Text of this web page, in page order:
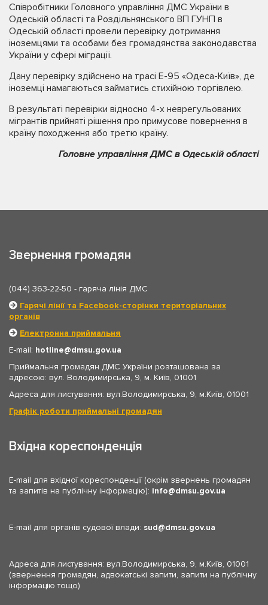
Співробітники Головного управління ДМС України в
Одеській області та Роздільнянського ВП ГУНП в
Одеській області провели перевірку дотримання
іноземцями та особами без громадянства законодавства
України у сфері міграції.
Дану перевірку здійснено на трасі Е-95 «Одеса-Київ», де
іноземці намагаються займатись стихійною торгівлею.
В результаті перевірки відносно 4-х неврегульованих
мігрантів прийняті рішення про примусове повернення в
країну походження або третю країну.
Головне управління ДМС в Одеській області
Звернення громадян
(044) 363-22-50 - гаряча лінія ДМС
Гарячі лінії та Facebook-сторінки територіальних
органів
Електронна приймальня
E-mail: hotline
dmsu.gov.ua
Приймальня громадян ДМС України розташована за
адресою: вул. Володимирська, 9, м. Київ, 01001
Адреса для листування: вул.Володимирська, 9, м.Київ, 01001
Графік роботи приймальні громадян
Вхідна кореспонденція
E-mail для вхідної кореспонденції (окрім звернень громадян
та запитів на публічну інформацію): info dmsu.gov.ua
E-mail для органів судової влади: sud dmsu.gov.ua
Адреса для листування: вул.Володимирська, 9, м.Київ, 01001
(звернення громадян, адвокатські запити, запити на публічну
інформацію тощо)